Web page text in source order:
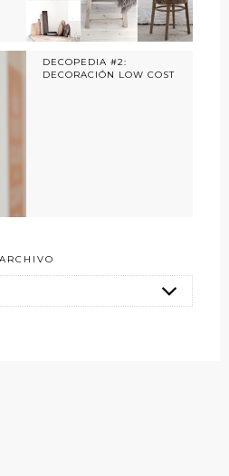
DECOPEDIA #2:
DECORACIÓN LOW COST
ARCHIVO